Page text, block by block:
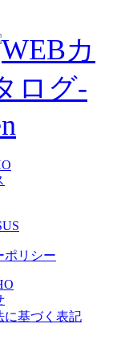
ポリシー
に基づく表記